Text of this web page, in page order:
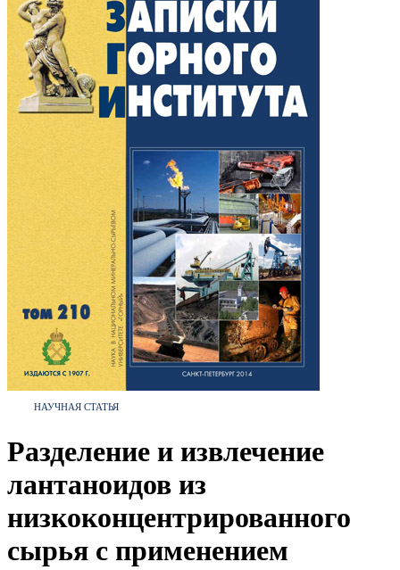
НАУЧНАЯ СТАТЬЯ
Разделение и извлечение
лантаноидов из
низкоконцентрированного
сырья с применением